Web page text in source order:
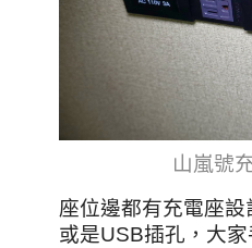
山嵐號
座位邊都有充電座
或是USB插孔，大